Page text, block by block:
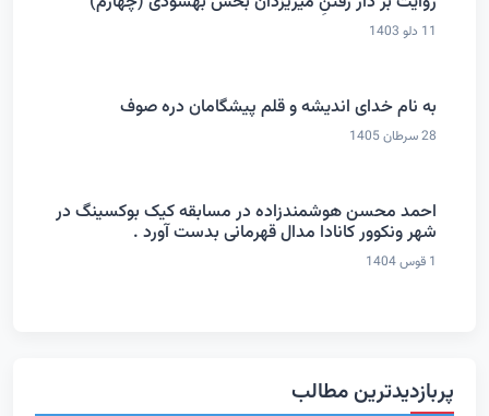
11 دلو 1403
به نام خدای اندیشه و قلم پیشگامان دره صوف
28 سرطان 1405
احمد محسن هوشمندزاده در مسابقه کیک بوکسینگ در
شهر ونکوور کانادا مدال قهرمانی بدست آورد .
1 قوس 1404
پربازدیدترین مطالب